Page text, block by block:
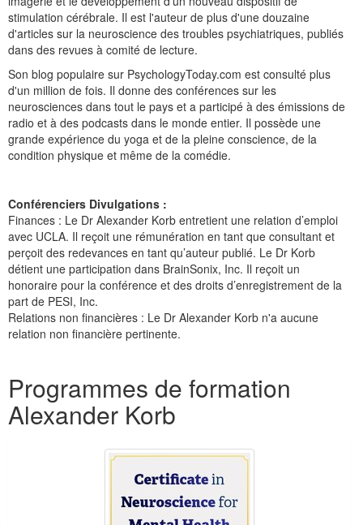
stimulation cérébrale. Il est l'auteur de plus d'une douzaine
d'articles sur la neuroscience des troubles psychiatriques, publiés
dans des revues à comité de lecture.
Son blog populaire sur PsychologyToday.com est consulté plus
d'un million de fois. Il donne des conférences sur les
neurosciences dans tout le pays et a participé à des émissions de
radio et à des podcasts dans le monde entier. Il possède une
grande expérience du yoga et de la pleine conscience, de la
condition physique et même de la comédie.
Conférenciers Divulgations :
Finances : Le Dr Alexander Korb entretient une relation d’emploi
avec UCLA. Il reçoit une rémunération en tant que consultant et
perçoit des redevances en tant qu’auteur publié. Le Dr Korb
détient une participation dans BrainSonix, Inc. Il reçoit un
honoraire pour la conférence et des droits d’enregistrement de la
part de PESI, Inc.
Relations non financières : Le Dr Alexander Korb n'a aucune
relation non financière pertinente.
Programmes de formation
Alexander Korb